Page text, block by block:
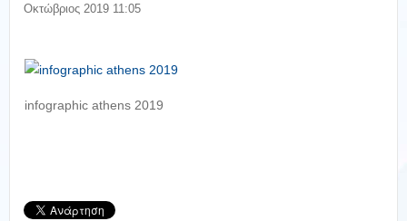
Οκτώβριος 2019 11:05
infographic athens 2019